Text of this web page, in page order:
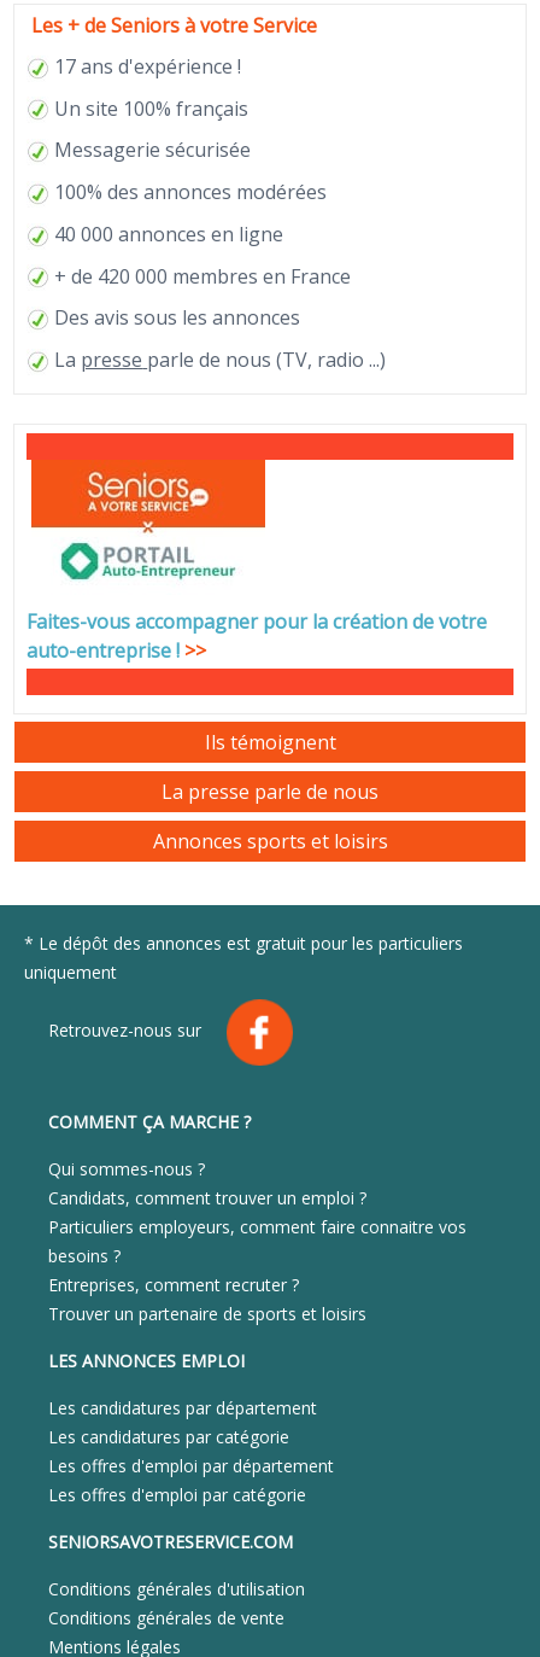
Les + de Seniors à votre Service
17 ans d'expérience !
Un site 100% français
Messagerie sécurisée
100% des annonces modérées
40 000 annonces en ligne
+ de 420 000 membres en France
Des avis sous les annonces
La presse parle de nous (TV, radio ...)
Faites-vous accompagner pour la création de votre
auto-entreprise! >>
Ils témoignent
La presse parle de nous
Annonces sports et loisirs
* Le dépôt des annonces est gratuit pour les particuliers
uniquement
Retrouvez-nous sur
COMMENT ÇA MARCHE ?
Qui sommes-nous ?
Candidats, comment trouver un emploi ?
Particuliers employeurs, comment faire connaitre vos
besoins ?
Entreprises, comment recruter ?
Trouver un partenaire de sports et loisirs
LES ANNONCES EMPLOI
Les candidatures par département
Les candidatures par catégorie
Les offres d'emploi par département
Les offres d'emploi par catégorie
SENIORSAVOTRESERVICE.COM
Conditions générales d'utilisation
Conditions générales de vente
Mentions légales